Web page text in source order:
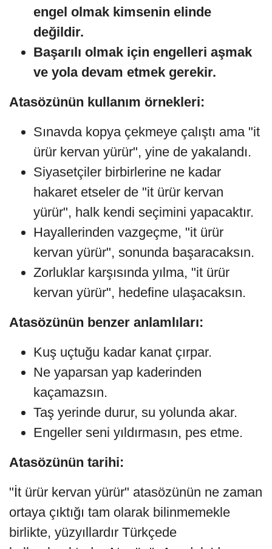
engel olmak kimsenin elinde
değildir.
Başarılı olmak için engelleri aşmak
ve yola devam etmek gerekir.
Atasözünün kullanım örnekleri:
Sınavda kopya çekmeye çalıştı ama "it
ürür kervan yürür", yine de yakalandı.
Siyasetçiler birbirlerine ne kadar
hakaret etseler de "it ürür kervan
yürür", halk kendi seçimini yapacaktır.
Hayallerinden vazgeçme, "it ürür
kervan yürür", sonunda başaracaksın.
Zorluklar karşısında yılma, "it ürür
kervan yürür", hedefine ulaşacaksın.
Atasözünün benzer anlamlıları:
Kuş uçtuğu kadar kanat çırpar.
Ne yaparsan yap kaderinden
kaçamazsın.
Taş yerinde durur, su yolunda akar.
Engeller seni yıldırmasın, pes etme.
Atasözünün tarihi:
"İt ürür kervan yürür" atasözünün ne zaman
ortaya çıktığı tam olarak bilinmemekle
birlikte, yüzyıllardır Türkçede